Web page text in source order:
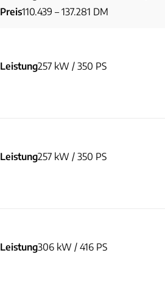
Preis110.439 – 137.281 DM
Leistung257 kW / 350 PS
Leistung257 kW / 350 PS
Leistung306 kW / 416 PS